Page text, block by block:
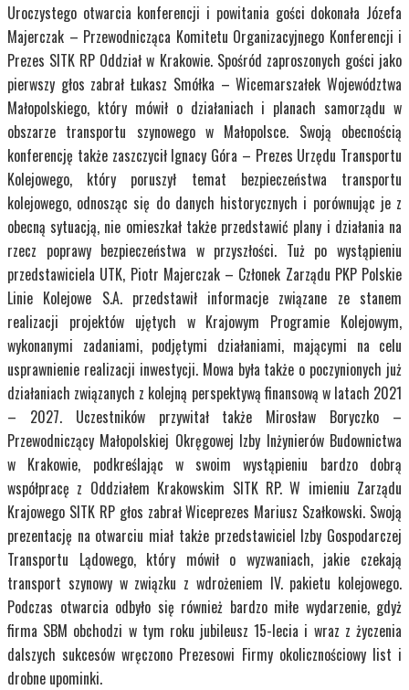
Uroczystego otwarcia konferencji i powitania gości dokonała Józefa
Majerczak – Przewodnicząca Komitetu Organizacyjnego Konferencji i
Prezes SITK RP Oddział w Krakowie. Spośród zaproszonych gości jako
pierwszy głos zabrał Łukasz Smółka – Wicemarszałek Województwa
Małopolskiego, który mówił o działaniach i planach samorządu w
obszarze transportu szynowego w Małopolsce. Swoją obecnością
konferencję także zaszczycił Ignacy Góra – Prezes Urzędu Transportu
Kolejowego, który poruszył temat bezpieczeństwa transportu
kolejowego, odnosząc się do danych historycznych i porównując je z
obecną sytuacją, nie omieszkał także przedstawić plany i działania na
rzecz poprawy bezpieczeństwa w przyszłości. Tuż po wystąpieniu
przedstawiciela UTK, Piotr Majerczak – Członek Zarządu PKP Polskie
Linie Kolejowe S.A. przedstawił informacje związane ze stanem
realizacji projektów ujętych w Krajowym Programie Kolejowym,
wykonanymi zadaniami, podjętymi działaniami, mającymi na celu
usprawnienie realizacji inwestycji. Mowa była także o poczynionych już
działaniach związanych z kolejną perspektywą finansową w latach 2021
– 2027. Uczestników przywitał także Mirosław Boryczko –
Przewodniczący Małopolskiej Okręgowej Izby Inżynierów Budownictwa
w Krakowie, podkreślając w swoim wystąpieniu bardzo dobrą
współpracę z Oddziałem Krakowskim SITK RP. W imieniu Zarządu
Krajowego SITK RP głos zabrał Wiceprezes Mariusz Szałkowski. Swoją
prezentację na otwarciu miał także przedstawiciel Izby Gospodarczej
Transportu Lądowego, który mówił o wyzwaniach, jakie czekają
transport szynowy w związku z wdrożeniem IV. pakietu kolejowego.
Podczas otwarcia odbyło się również bardzo miłe wydarzenie, gdyż
firma SBM obchodzi w tym roku jubileusz 15-lecia i wraz z życzenia
dalszych sukcesów wręczono Prezesowi Firmy okolicznościowy list i
drobne upominki.